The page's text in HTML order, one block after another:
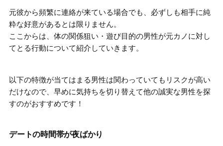
元彼から頻繁に連絡が来ている場合でも、必ずしも相手に純
粋な好意があるとは限りません。
ここからは、 体の関係狙い・遊び目的の男性が元カノに対し
てとる行動について紹介していきます。
以下の特徴が当てはまる男性は関わっていてもリスクが高い
だけなので、 早めに気持ちを切り替えて他の誠実な男性を探
すのがおすすめです！
デートの時間帯が夜ばかり